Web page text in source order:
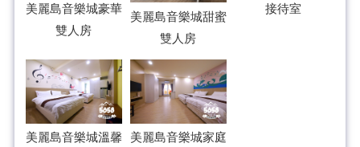
美麗島音樂城豪華
雙人房
美麗島音樂城甜蜜
雙人房
接待室
美麗島音樂城溫馨
美麗島音樂城家庭